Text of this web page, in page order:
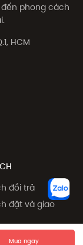
Mua ngay
phong cách
HCM
đổi trả
đặt và giao
thanh toán